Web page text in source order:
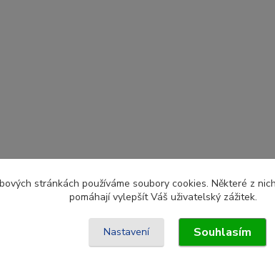
stránkách používáme soubory cookies. Některé z
pomáhají vylepšít Váš uživatelský zážitek.
Nastavení Souhlasím